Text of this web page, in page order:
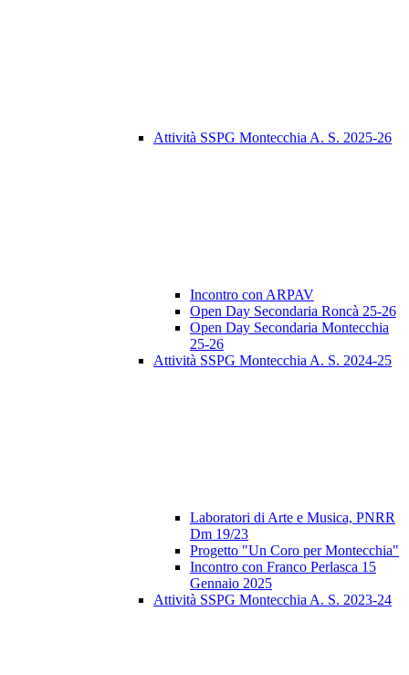
Attività SSPG Montecchia A. S. 2025-26
Incontro con ARPAV
Open Day Secondaria Roncà 25-26
Open Day Secondaria Montecchia
25-26
Attività SSPG Montecchia A. S. 2024-25
Laboratori di Arte e Musica, PNRR
Dm 19/23
Progetto "Un Coro per Montecchia"
Incontro con Franco Perlasca 15
Gennaio 2025
Attività SSPG Montecchia A. S. 2023-24